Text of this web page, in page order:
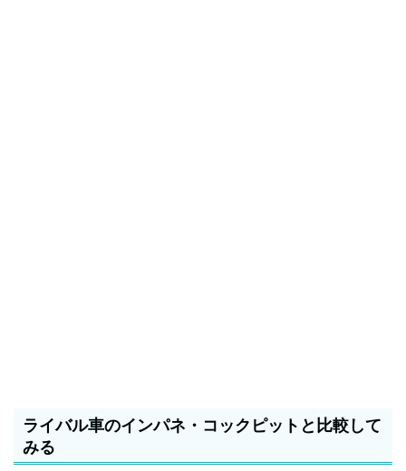
ライバル車のインパネ・コックピットと比較して
みる